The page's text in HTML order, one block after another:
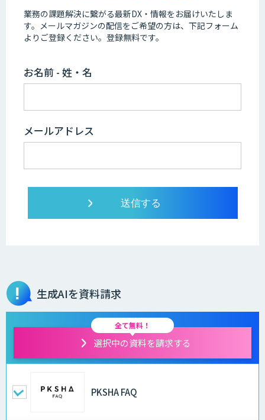
業務の課題解決に繋がる最新DX・情報をお届けいたしま
す。 メールマガジンの配信をご希望の方は、下記フォーム
よりご登録ください。登録無料です。
お名前 - 姓・名
メールアドレス
生成AIを資料請求
全て無料！
選択中の資料を請求する
PKSHA FAQ